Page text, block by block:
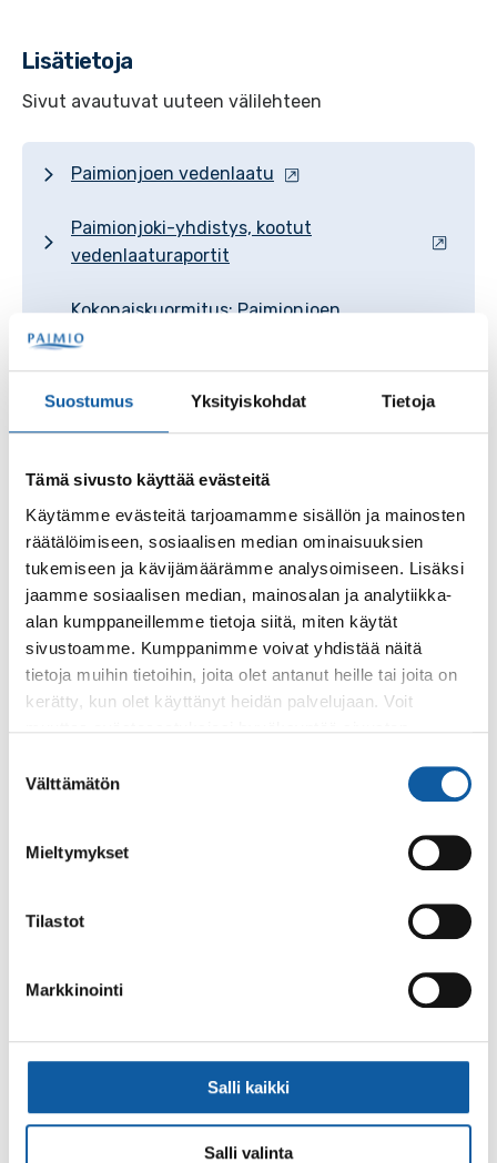
Suostumus Yksityiskohdat Tietoja
Tämä sivusto käyttää evästeitä
Käytämme evästeitä tarjoamamme sisällön ja mainosten
räätälöimiseen, sosiaalisen median ominaisuuksien
tukemiseen ja kävijämäärämme analysoimiseen. Lisäksi
jaamme sosiaalisen median, mainosalan ja analytiikka-
alan kumppaneillemme tietoja siitä, miten käytät
sivustoamme. Kumppanimme voivat yhdistää näitä
tietoja muihin tietoihin, joita olet antanut heille tai joita on
kerätty, kun olet käyttänyt heidän palvelujaan. Voit
valinta
Välttämätön
Mieltymykset
Tilastot
Markkinointi
Salli kaikki
Salli valinta
Lisätietoja
Sivut avautuvat uuteen välilehteen
Paimionjoen vedenlaatu
Paimionjoki-yhdistys, kootut
vedenlaaturaportit
Kokonaiskuormitus: Paimionjoen
vesistöalue - Paimionjoki
Kokonaiskuormitus: Paimionjoen
Vesistöennusteet: Paimionjoen
Asiasanat
Paimionjoki vesi vesiensuojelu
Vaihde: (02) 474 511
Sähköposti:paimio.kaupunki@paimio.fi